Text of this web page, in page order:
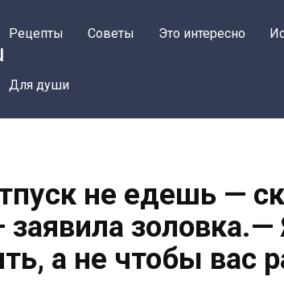
Рецепты Советы Это интересно
Для души
не едешь —
золовка.—
а не чтобы вас